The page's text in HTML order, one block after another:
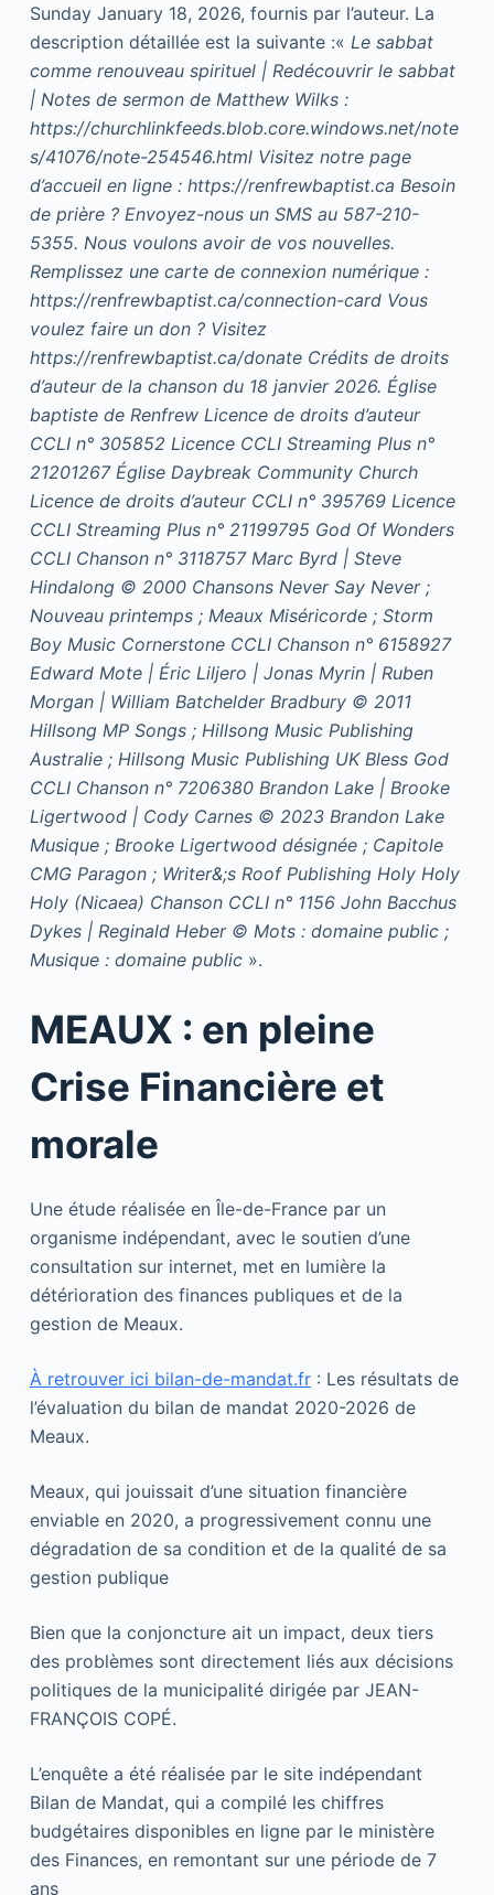
Sunday January 18, 2026, fournis par l’auteur. La
description détaillée est la suivante :« Le sabbat
comme renouveau spirituel | Redécouvrir le sabbat
| Notes de sermon de Matthew Wilks :
https://churchlinkfeeds.blob.core.windows.net/note
s/41076/note-254546.html Visitez notre page
d’accueil en ligne : https://renfrewbaptist.ca Besoin
de prière ? Envoyez-nous un SMS au 587-210-
5355. Nous voulons avoir de vos nouvelles.
Remplissez une carte de connexion numérique :
https://renfrewbaptist.ca/connection-card Vous
voulez faire un don ? Visitez
https://renfrewbaptist.ca/donate Crédits de droits
d’auteur de la chanson du 18 janvier 2026. Église
baptiste de Renfrew Licence de droits d’auteur
CCLI n° 305852 Licence CCLI Streaming Plus n°
21201267 Église Daybreak Community Church
Licence de droits d’auteur CCLI n° 395769 Licence
CCLI Streaming Plus n° 21199795 God Of Wonders
CCLI Chanson n° 3118757 Marc Byrd | Steve
Hindalong © 2000 Chansons Never Say Never ;
Nouveau printemps ; Meaux Miséricorde ; Storm
Boy Music Cornerstone CCLI Chanson n° 6158927
Edward Mote | Éric Liljero | Jonas Myrin | Ruben
Morgan | William Batchelder Bradbury © 2011
Hillsong MP Songs ; Hillsong Music Publishing
Australie ; Hillsong Music Publishing UK Bless God
CCLI Chanson n° 7206380 Brandon Lake | Brooke
Ligertwood | Cody Carnes © 2023 Brandon Lake
Musique ; Brooke Ligertwood désignée ; Capitole
CMG Paragon ; Writer&;s Roof Publishing Holy Holy
Holy (Nicaea) Chanson CCLI n° 1156 John Bacchus
Dykes | Reginald Heber © Mots : domaine public ;
Musique : domaine public ».
MEAUX : en pleine
Crise Financière et
morale
Une étude réalisée en Île-de-France par un
organisme indépendant, avec le soutien d’une
consultation sur internet, met en lumière la
détérioration des finances publiques et de la
gestion de Meaux.
À retrouver ici bilan-de-mandat.fr: Les résultats de
l’évaluation du bilan de mandat 2020-2026 de
Meaux.
Meaux, qui jouissait d’une situation financière
enviable en 2020, a progressivement connu une
dégradation de sa condition et de la qualité de sa
gestion publique
Bien que la conjoncture ait un impact, deux tiers
des problèmes sont directement liés aux décisions
politiques de la municipalité dirigée par JEAN-
FRANÇOIS COPÉ.
L’enquête a été réalisée par le site indépendant
Bilan de Mandat, qui a compilé les chiffres
budgétaires disponibles en ligne par le ministère
des Finances, en remontant sur une période de 7
ans